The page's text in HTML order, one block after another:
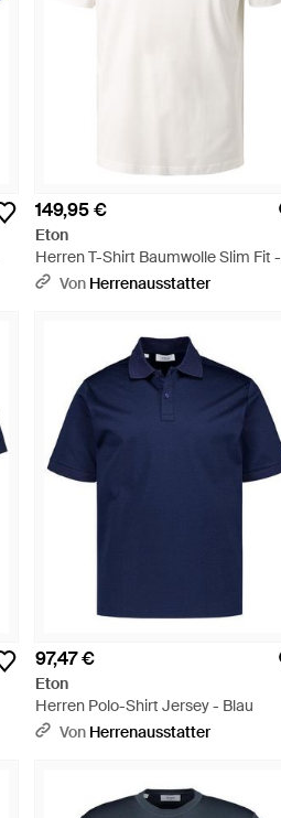
149,95 €
Eton
Herren T-Shirt Baumwolle Slim Fit -
WeißVon Herrenausstatter
97,47 €
Eton
Herren Polo-Shirt Jersey - Blau
Von Herrenausstatter